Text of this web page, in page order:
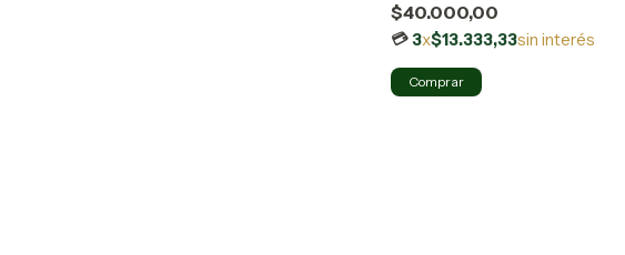
$40.000,00
3x$13.333,33sin interés